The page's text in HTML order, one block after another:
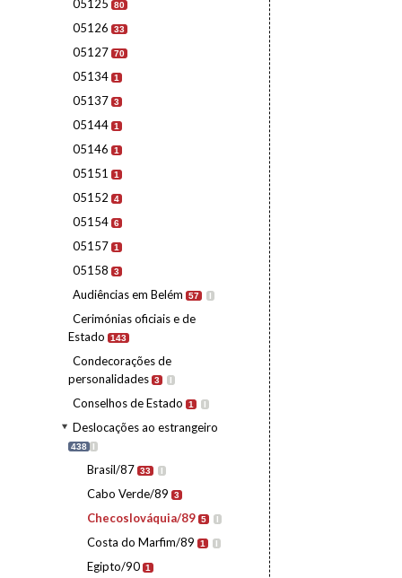
05125 80
05126 33
05127 70
05134 1
05137 3
05144 1
05146 1
05151 1
05152 4
05154 6
05157 1
05158 3
Audiências em Belém 57 I
Cerimónias oficiais e de
Estado
143
Condecorações de
personalidades 3 I
Conselhos de Estado 1 I
Deslocações ao estrangeiro
438 I
Brasil/87 33 I
Cabo Verde/89 3
Checoslováquia/89 5 I
Costa do Marfim/89 1 I
Egipto/90 1